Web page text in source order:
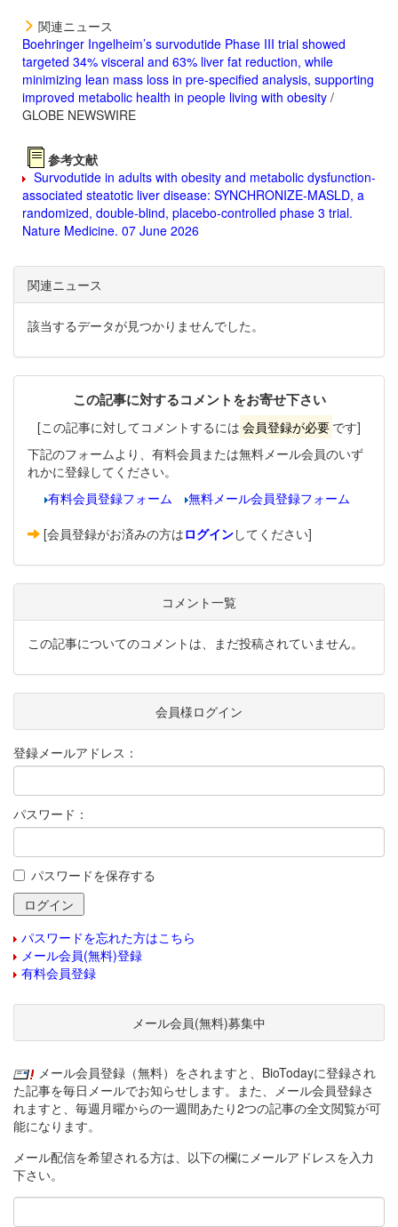
関連ニュース
Boehringer Ingelheim’s survodutide Phase III trial showed
targeted 34% visceral and 63% liver fat reduction, while
minimizing lean mass loss in pre-specified analysis, supporting
improved metabolic health in people living with obesity /
GLOBE NEWSWIRE
参考文献
Survodutide in adults with obesity and metabolic dysfunction-
associated steatotic liver disease: SYNCHRONIZE-MASLD, a
randomized, double-blind, placebo-controlled phase 3 trial.
Nature Medicine. 07 June 2026
関連ニュース
該当するデータが見つかりませんでした。
この記事に対するコメントをお寄せ下さい
[この記事に対してコメントするには 会員登録が必要 です]
下記のフォームより、有料会員または無料メール会員のいず
れかに登録してください。
有料会員登録フォーム
無料メール会員登録フォーム
[会員登録がお済みの方はログインしてください]
コメント一覧
この記事についてのコメントは、まだ投稿されていません。
会員様ログイン
登録メールアドレス：
パスワード：
パスワードを保存する
パスワードを忘れた方はこちら
メール会員(無料)登録
有料会員登録
メール会員(無料)募集中
メール会員登録（無料）をされますと、BioTodayに登録され
た記事を毎日メールでお知らせします。また、メール会員登録さ
れますと、毎週月曜からの一週間あたり2つの記事の全文閲覧が可
能になります。
メール配信を希望される方は、以下の欄にメールアドレスを入力
下さい。